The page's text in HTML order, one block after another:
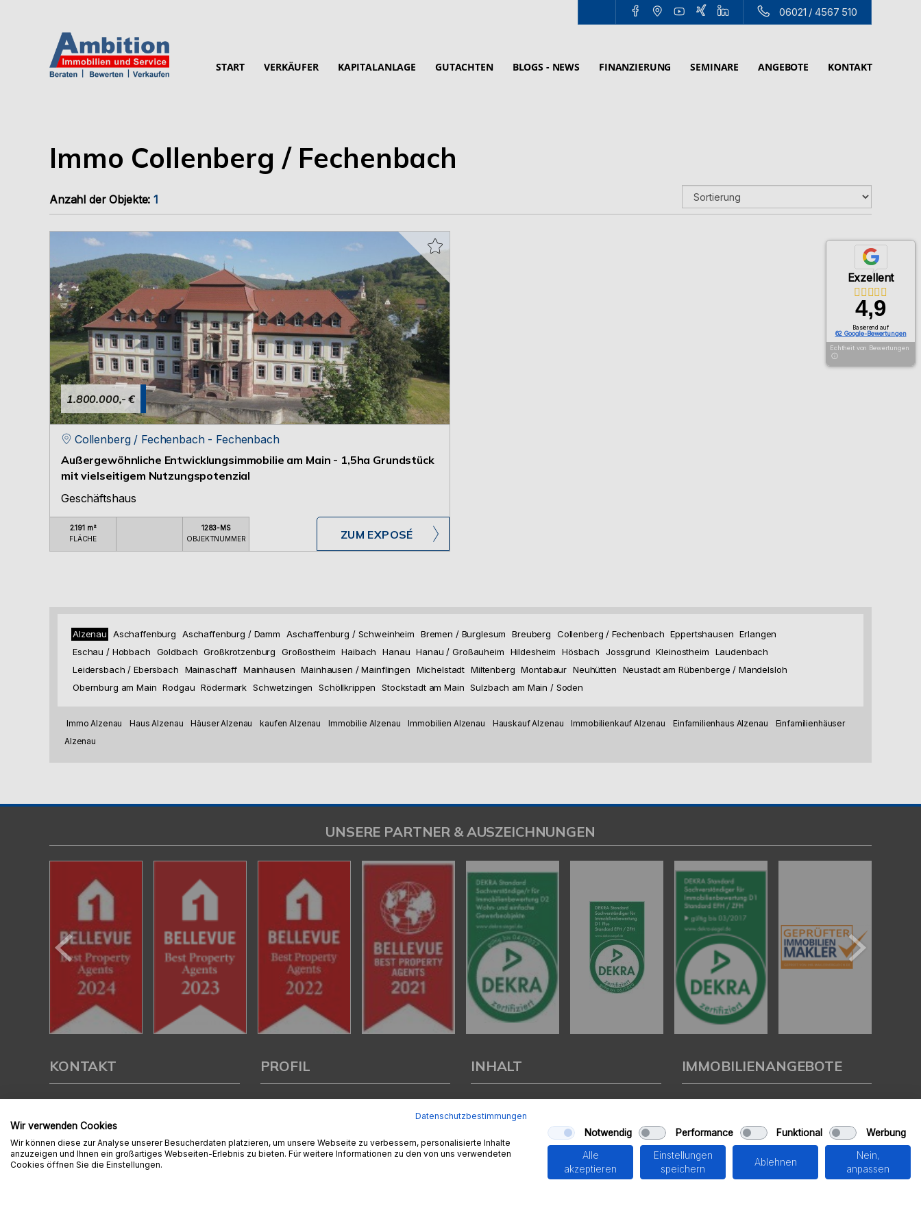
06021 / 4567 510
START VERKÄUFER KAPITALANLAGE GUTACHTEN BLOGS - NEWS FINANZIERUNG SEMINARE ANGEBOTE KONTAKT
Immo Collenberg / Fechenbach
Anzahl derObjekte:1
1.800.000,- €
Collenberg / Fechenbach - Fechenbach
Außergewöhnliche Entwicklungsimmobilie am Main - 1,5ha Grundstück
mit vielseitigem Nutzungspotenzial
Geschäftshaus
2.191 m²
FLÄCHE
1283-MS
OBJEKTNUMMER
ZUM EXPOSÉ
Alzenau Aschaffenburg Aschaffenburg / Damm Aschaffenburg / Schweinheim Bremen / Burglesum Breuberg Collenberg / Fechenbach Eppertshausen Erlangen
Eschau / Hobbach
Goldbach Großkrotzenburg Großostheim Haibach Hanau Hanau / Großauheim Hildesheim Hösbach Jossgrund Kleinostheim
Laudenbach
Leidersbach / Ebersbach
Mainaschaff Mainhausen Mainhausen / Mainflingen Michelstadt Miltenberg Montabaur Neuhütten
Neustadt am Rübenberge / Mandelsloh
Obernburg am Main Rodgau Rödermark Schwetzingen Schöllkrippen Stockstadt am Main Sulzbach am Main / Soden
Immo Alzenau Haus Alzenau Häuser Alzenau kaufen Alzenau Immobilie Alzenau Immobilien Alzenau Hauskauf Alzenau Immobilienkauf Alzenau Einfamilienhaus Alzenau
Einfamilienhäuser
Alzenau
Exzellent
4,9
Basierend auf
62 Google-Bewertungen
Echtheit von Bewertungen
UNSERE PARTNER & AUSZEICHNUNGEN
KONTAKT
Liebigstraße 2
63743 Aschaffenburg
PROFIL
stehen wir Ihnen beim
Immobilie zur Seite.
INHALT
Verkäufer
Kapitalanlage
Gutachten
Blogs - News
Finanzierung
IMMOBILIENANGEBOTE
Grundstücke
Mietangebote
Renditeobjekte
Gewerbeimmobilien
Datenschutzbestimmungen
Wir verwenden Cookies
Wir können diese zur Analyse unserer Besucherdaten platzieren, um unsere Webseite zu verbessern, personalisierte Inhalte
anzuzeigen und Ihnen ein großartiges Webseiten-Erlebnis zu bieten. Für weitere Informationen zu den von uns verwendeten
Cookies öffnen Sie die Einstellungen.
Notwendig Performance Funktional Werbung
Alle
akzeptieren
Einstellungen
speichern
Ablehnen
Nein,
anpassen